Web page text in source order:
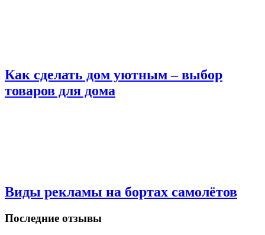
Как сделать дом уютным – выбор
товаров для дома
Виды рекламы на бортах самолётов
Последние отзывы